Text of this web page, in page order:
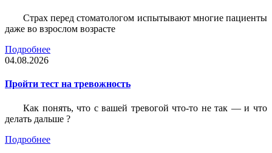
Страх перед стоматологом испытывают многие пациенты
даже во взрослом возрасте
Подробнее
04.08.2026
Пройти тест на тревожность
Как понять, что с вашей тревогой что-то не так — и что
делать дальше ?
Подробнее